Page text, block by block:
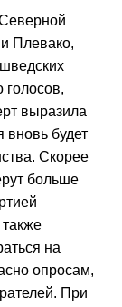
Плевако,
голосов,
выразила
вновь будет
Скорее
больше
на
опросам,
При